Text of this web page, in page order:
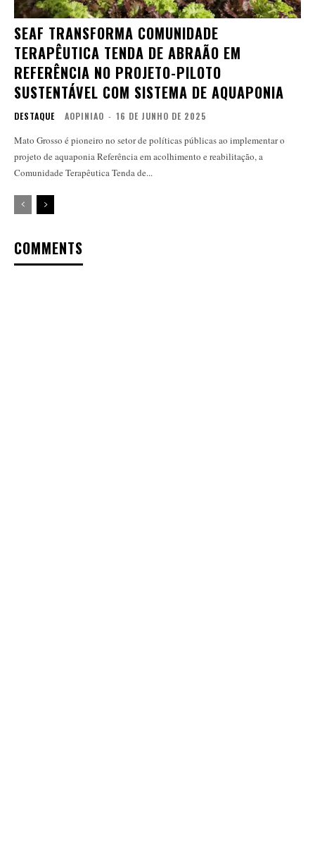
SEAF TRANSFORMA COMUNIDADE
TERAPÊUTICA TENDA DE ABRAÃO EM
REFERÊNCIA NO PROJETO-PILOTO
SUSTENTÁVEL COM SISTEMA DE AQUAPONIA
DESTAQUE AOPINIAO - 16 DE JUNHO DE 2025
Mato Grosso é pioneiro no setor de políticas públicas ao implementar o
projeto de aquaponia Referência em acolhimento e reabilitação, a
Comunidade Terapêutica Tenda de...
COMMENTS